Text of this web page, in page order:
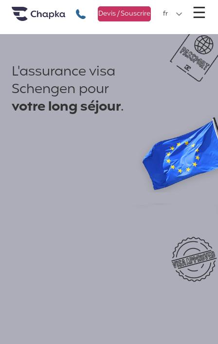
Chapka Assurances Voyages
+33 1 74 85 50 50
Devis / Souscrire fr ☰
L'assurance visa
Schengen pour
votre long séjour.